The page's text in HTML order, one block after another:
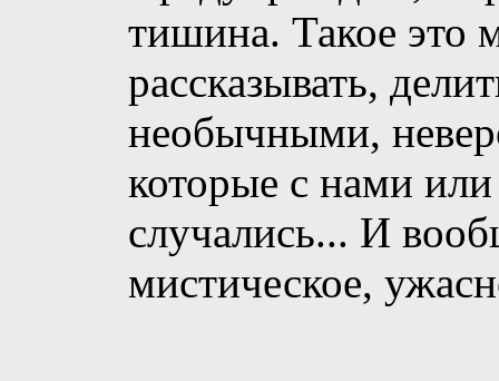
тишина. Такое это
рассказывать,
необычными,
которые с нами
случались... И
мистическое,